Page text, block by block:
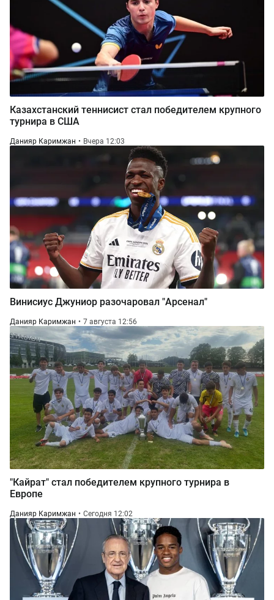
Казахстанский теннисист стал победителем крупного
турнира в США
Данияр Каримжан Вчера 12:03
Винисиус Джуниор разочаровал "Арсенал"
Данияр Каримжан 7 августа 12:56
"Кайрат" стал победителем крупного турнира в
Европе
Данияр Каримжан Сегодня 12:02